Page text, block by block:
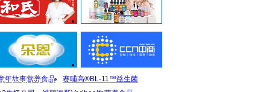
荐热门品牌
年故事营养食品
赛哺高®BL-11™益生菌